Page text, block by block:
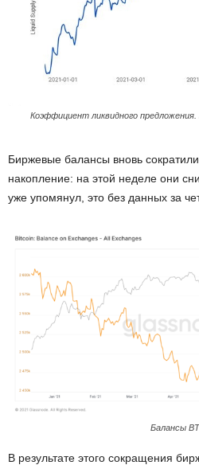
Коэффициент ликвидного
Биржевые балансы вновь
накопление: на этой неделе они
уже упомянул, это без данных за
Балансы
В результате этого сокращения